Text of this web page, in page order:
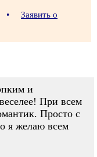
•
Заявить о
и
При всем
Просто с
я желаю всем